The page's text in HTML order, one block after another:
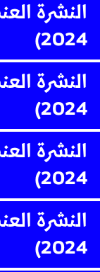
النشرة
2024)
النشرة
2024)
النشرة
2024)
النشرة
2024)